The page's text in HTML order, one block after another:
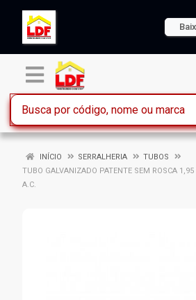
INÍCIO SERRALHERIA
TUBOS
TUBO GALVANIZADO PATENTE SEM ROSCA
A.C.